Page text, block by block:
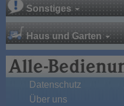
Sonstiges
Haus und Garten
Datenschutz
Über uns